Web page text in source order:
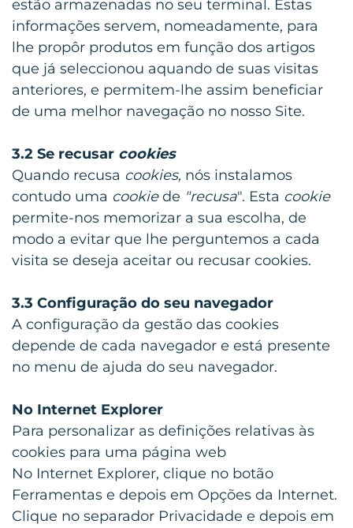
estão armazenadas no seu terminal. Estas
informações servem, nomeadamente, para
lhe propôr produtos em função dos artigos
que já seleccionou aquando de suas visitas
anteriores, e permitem-lhe assim beneficiar
de uma melhor navegação no nosso Site.
3.2 Se recusar cookies
Quando recusa cookies, nós instalamos
contudo uma cookiede "recusa". Esta cookie
permite-nos memorizar a sua escolha, de
modo a evitar que lhe perguntemos a cada
visita se deseja aceitar ou recusar cookies.
3.3 Configuração do seu navegador
A configuração da gestão das cookies
depende de cada navegador e está presente
no menu de ajuda do seu navegador.
No Internet Explorer
Para personalizar as definições relativas às
cookies para uma página web
No Internet Explorer, clique no botão
Ferramentas e depois em Opções da Internet.
Clique no separador Privacidade e depois em